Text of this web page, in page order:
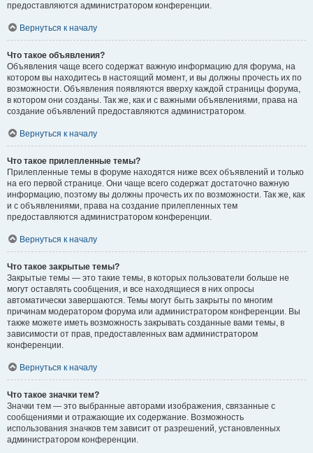
предоставляются администратором конференции.
Вернуться к началу
Что такое объявления?
Объявления чаще всего содержат важную информацию для форума, на
котором вы находитесь в настоящий момент, и вы должны прочесть их по
возможности. Объявления появляются вверху каждой страницы форума,
в котором они созданы. Так же, как и с важными объявлениями, права на
создание объявлений предоставляются администратором.
Вернуться к началу
Что такое прилепленные темы?
Прилепленные темы в форуме находятся ниже всех объявлений и только
на его первой странице. Они чаще всего содержат достаточно важную
информацию, поэтому вы должны прочесть их по возможности. Так же, как
и с объявлениями, права на создание прилепленных тем
предоставляются администратором конференции.
Вернуться к началу
Что такое закрытые темы?
Закрытые темы — это такие темы, в которых пользователи больше не
могут оставлять сообщения, и все находящиеся в них опросы
автоматически завершаются. Темы могут быть закрыты по многим
причинам модератором форума или администратором конференции. Вы
также можете иметь возможность закрывать созданные вами темы, в
зависимости от прав, предоставленных вам администратором
конференции.
Вернуться к началу
Что такое значки тем?
Значки тем — это выбранные авторами изображения, связанные с
сообщениями и отражающие их содержание. Возможность
использования значков тем зависит от разрешений, установленных
администратором конференции.